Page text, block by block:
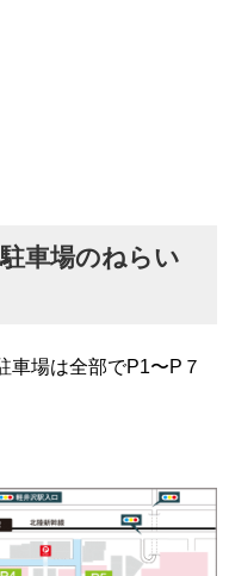
車場のねらい
車場は全部でP1〜P７